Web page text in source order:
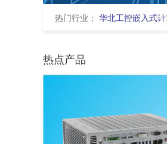
热门行业： 华北工控嵌入式
热点产品